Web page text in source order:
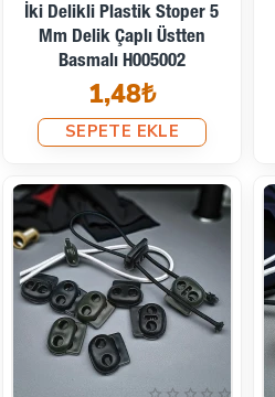
İki Delikli Plastik Stoper 5
Mm Delik Çaplı Üstten
Basmalı H005002
1,48₺
SEPETE EKLE